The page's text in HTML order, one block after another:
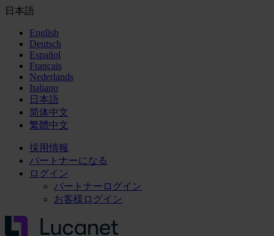
日本語
English
Deutsch
Español
Français
Nederlands
Italiano
日本語
简体中文
繁體中文
採用情報
パートナーになる
ログイン
パートナーログイン
お客様ログイン